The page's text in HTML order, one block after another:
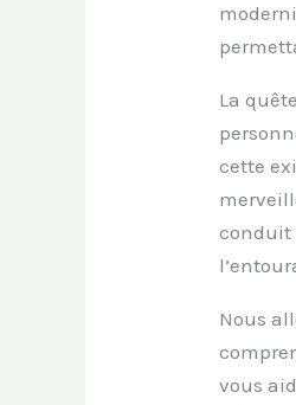
La
cette
conduit
Nous
vous